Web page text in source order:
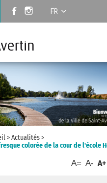
FR
>Actualités>
colorée de la cour de l'école
A= A- A+